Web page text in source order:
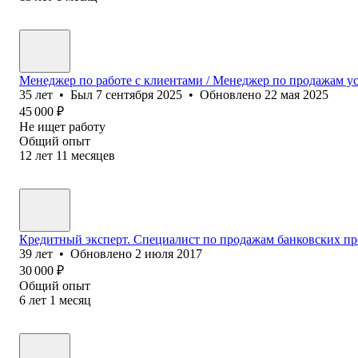
Менеджер по работе с клиентами / Менеджер по продажам
35 лет • Был 7 сентября 2025 • Обновлено 22 мая 2025
45 000 ₽
Не ищет работу
Общий опыт
12 лет 11 месяцев
Кредитный эксперт. Специалист по продажам банковских
39 лет • Обновлено 2 июля 2017
30 000 ₽
Общий опыт
6 лет 1 месяц